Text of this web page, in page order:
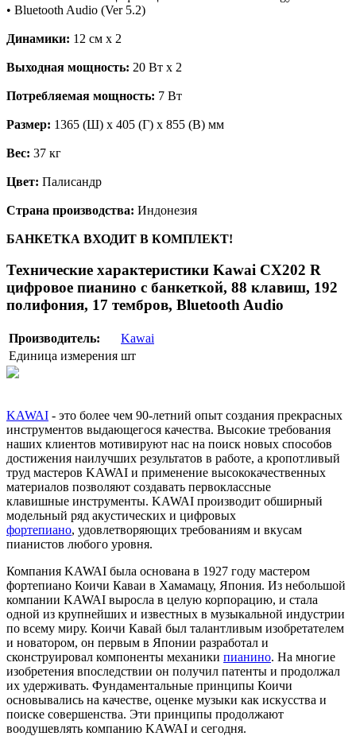
• Bluetooth Audio (Ver 5.2)
Динамики: 12 см х 2
Выходная мощность: 20 Вт х 2
Потребляемая мощность: 7 Вт
Размер: 1365 (Ш) х 405 (Г) х 855 (В) мм
Вес: 37 кг
Цвет: Палисандр
Страна производства: Индонезия
БАНКЕТКА ВХОДИТ В КОМПЛЕКТ!
Технические характеристики Kawai CX202 R
цифровое пианино с банкеткой, 88 клавиш, 192
полифония, 17 тембров, Bluetooth Audio
Производитель:
Kawai
Единица измерения шт
KAWAI - это более чем 90-летний опыт создания прекрасных
инструментов выдающегося качества. Высокие требования
наших клиентов мотивируют нас на поиск новых способов
достижения наилучших результатов в работе, а кропотливый
труд мастеров KAWAI и применение высококачественных
материалов позволяют создавать первоклассные
клавишные инструменты. KAWAI производит обширный
модельный ряд акустических и цифровых
фортепиано, удовлетворяющих требованиям и вкусам
пианистов любого уровня.
Компания KAWAI была основана в 1927 году мастером
фортепиано Коичи Каваи в Хамамацу, Япония. Из небольшой
компании KAWAI выросла в целую корпорацию, и стала
одной из крупнейших и известных в музыкальной индустрии
по всему миру. Коичи Кавай был талантливым изобретателем
и новатором, он первым в Японии разработал и
сконструировал компоненты механики пианино. На многие
изобретения впоследствии он получил патенты и продолжал
их удерживать. Фундаментальные принципы Коичи
основывались на качестве, оценке музыки как искусства и
поиске совершенства. Эти принципы продолжают
воодушевлять компанию KAWAI и сегодня.